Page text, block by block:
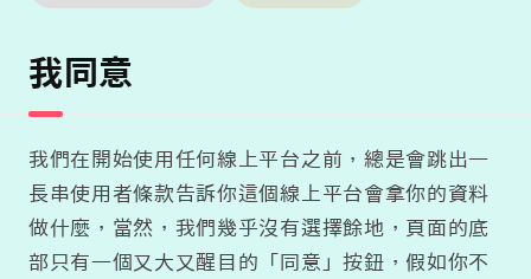
我同意
我們在開始使用任何線上平台之前，總是會跳出一
長串使用者條款告訴你這個線上平台會拿你的資料
做什麼，當然，我們幾乎沒有選擇餘地，頁面的底
部只有一個又大又醒目的「同意」按鈕，假如你不